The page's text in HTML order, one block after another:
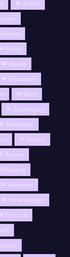
Article
Balod
Banda
Barabanki
Basti
Begamganj
Bharatpur
Bhopal
Bijapur
Binagang
buseness
car knolwdge
Channai